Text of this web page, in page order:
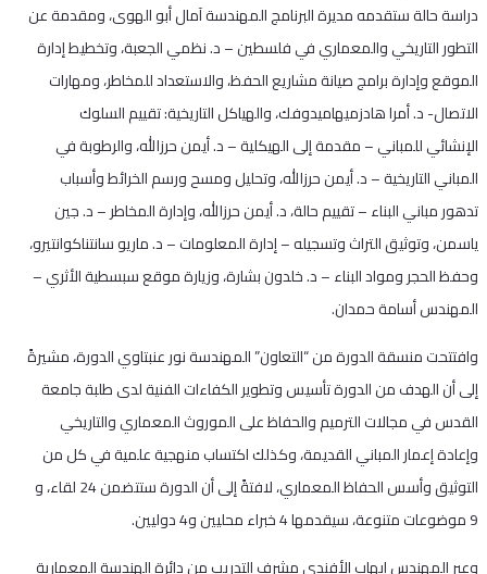
دراسة حالة ستقدمه مديرة البرنامج المهندسة آمال أبو الهوى، ومقدمة عن
التطور التاريخي والمعماري في فلسطين – د. نظمي الجعبة، وتخطيط إدارة
الموقع وإدارة برامج صيانة مشاريع الحفظ، والاستعداد للمخاطر، ومهارات
الاتصال- د. أمرا هادزميهاميدوفك، والهياكل التاريخية: تقييم السلوك
الإنشائي للمباني – مقدمة إلى الهيكلية – د. أيمن حرزالله، والرطوبة في
المباني التاريخية – د. أيمن حرزالله، وتحليل ومسح ورسم الخرائط وأسباب
تدهور مباني البناء – تقييم حالة، د. أيمن حرزالله، وإدارة المخاطر – د. جين
ياسمن، وتوثيق التراث وتسجيله – إدارة المعلومات – د. ماريو سانتناكوانتيرو،
وحفظ الحجر ومواد البناء – د. خلدون بشارة، وزيارة موقع سبسطية الأثري –
المهندس أسامة حمدان.
وافتتحت منسقة الدورة من “التعاون” المهندسة نور عنبتاوي الدورة، مشيرةً
إلى أن الهدف من الدورة تأسيس وتطوير الكفاءات الفنية لدى طلبة جامعة
القدس في مجالات الترميم والحفاظ على الموروث المعماري والتاريخي
وإعادة إعمار المباني القديمة، وكذلك اكتساب منهجية علمية في كل من
التوثيق وأسس الحفاظ المعماري، لافتةً إلى أن الدورة ستتضمن 24 لقاء، و
9 موضوعات متنوعة، سيقدمها 4 خبراء محليين و4 دوليين.
وعبر المهندس إيهاب الأفندي مشرف التدريب من دائرة الهندسة المعمارية